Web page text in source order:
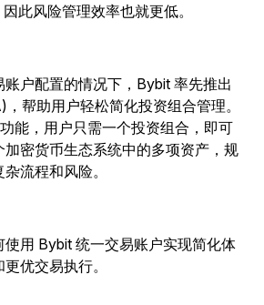
此风险管理效率也就更低。
户配置的情况下，Bybit 率先推出
帮助用户轻松简化投资组合管理。
能，用户只需一个投资组合，即可
密货币生态系统中的多项资产，规
流程和风险。
用 Bybit 统一交易账户实现简化体
优交易执行。